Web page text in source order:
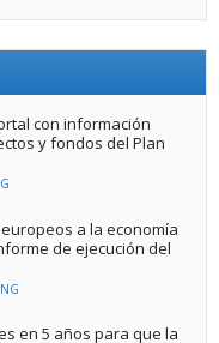
con información
y fondos del Plan
a la economía
de ejecución del
en 5 años para que la